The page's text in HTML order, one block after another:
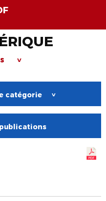
>
catégorie >